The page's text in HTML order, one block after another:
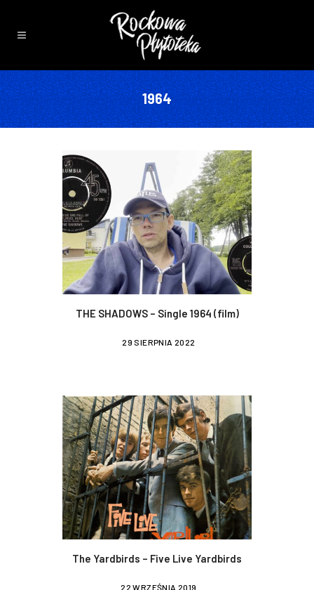
1964
THE SHADOWS – Single 1964 (film)
29 SIERPNIA 2022
The Yardbirds – Five Live Yardbirds
22 WRZEŚNIA 2019